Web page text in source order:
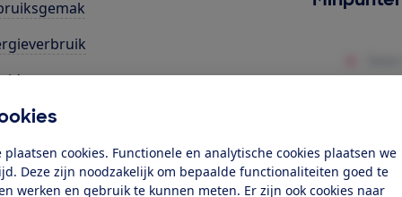
plaatsen cookies. Functionele en analytische cookies plaatsen we
Deze zijn noodzakelijk om bepaalde functionaliteiten goed te
werken en gebruik te kunnen meten. Er zijn ook cookies naar
toegang tot deze test?